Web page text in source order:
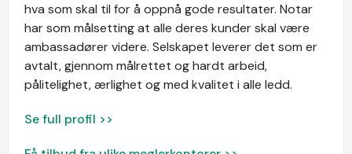
hva som skal til for å oppnå gode resultater. Notar
har som målsetting at alle deres kunder skal være
ambassadører videre. Selskapet leverer det som er
avtalt, gjennom målrettet og hardt arbeid,
pålitelighet, ærlighet og med kvalitet i alle ledd.
Se full profil >>